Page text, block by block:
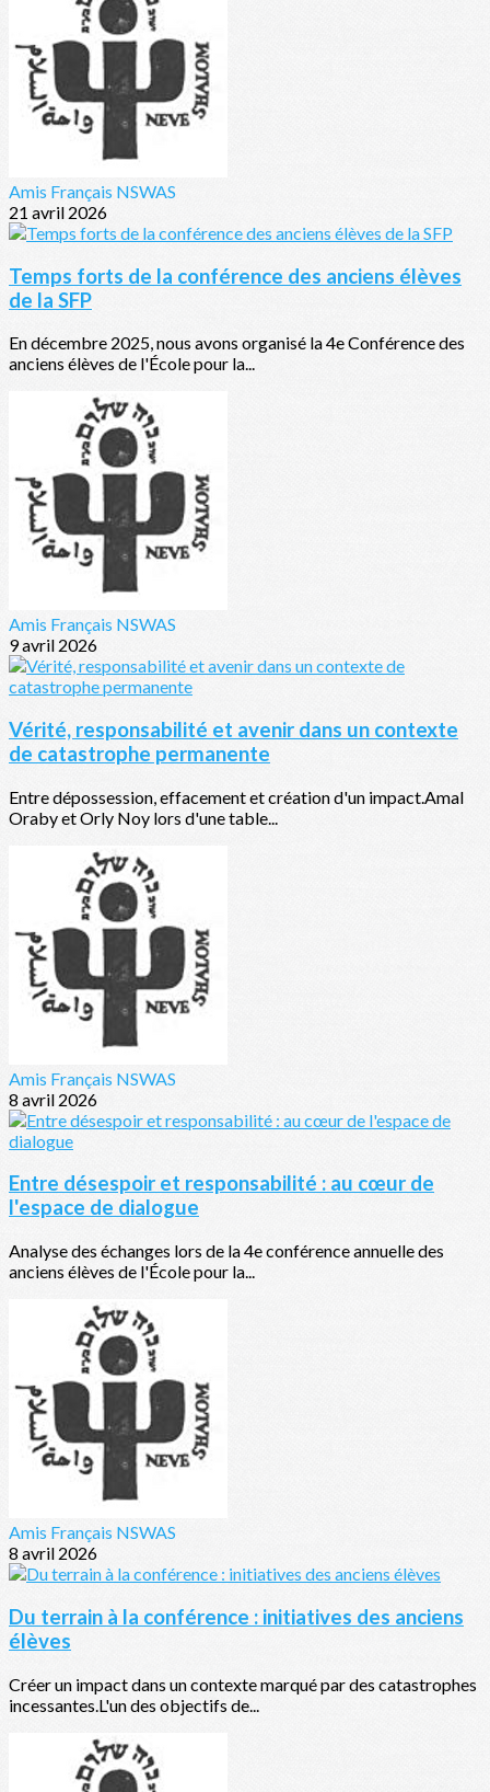
Amis Français NSWAS
21 avril 2026
Temps forts de la conférence des anciens élèves
de la SFP
En décembre 2025, nous avons organisé la 4e Conférence des
anciens élèves de l'École pour la...
Amis Français NSWAS
9 avril 2026
Vérité, responsabilité et avenir dans un contexte
de catastrophe permanente
Entre dépossession, effacement et création d'un impact.Amal
Oraby et Orly Noy lors d'une table...
Amis Français NSWAS
8 avril 2026
Entre désespoir et responsabilité : au cœur de
l'espace de dialogue
Analyse des échanges lors de la 4e conférence annuelle des
anciens élèves de l'École pour la...
Amis Français NSWAS
8 avril 2026
Du terrain à la conférence : initiatives des anciens
élèves
Créer un impact dans un contexte marqué par des catastrophes
incessantes.L'un des objectifs de...